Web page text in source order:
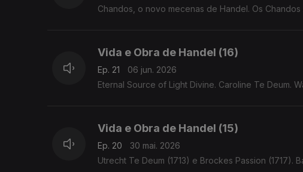
Chandos, o novo mecenas de Handel. Os Chandos
Vida e Obra de Handel (16)
Ep. 21
06 jun. 2026
Eternal Source of Light Divine. Caroline Te Deum.
Vida e Obra de Handel (15)
Ep. 20
30 mai. 2026
Utrecht Te Deum (1713) e Brockes Passion